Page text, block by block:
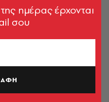
ημέρας έρχονται
σου